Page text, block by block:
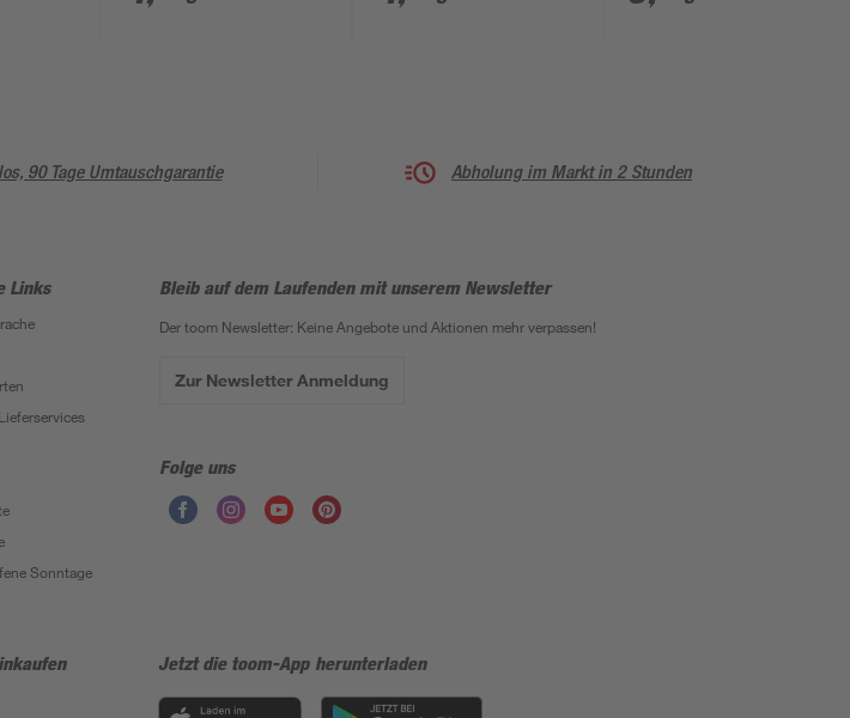
Stück
90 Tage Umtauschgarantie Abholung im Markt in 2 Stunden
Links
Sonntage
Bleib auf dem Laufenden mit unserem Newsletter
Der toom Newsletter: Keine Angebote und Aktionen mehr verpassen!
Zur Newsletter Anmeldung
Folge uns
Jetzt die toom-App herunterladen